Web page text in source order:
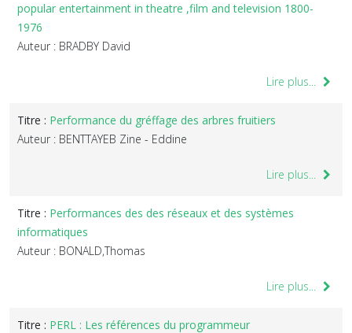
popular entertainment in theatre ,film and television 1800-
1976
Auteur : BRADBY David
Lire plus...
Titre : Performance du gréffage des arbres fruitiers
Auteur : BENTTAYEB Zine - Eddine
Lire plus...
Titre : Performances des des réseaux et des systèmes
informatiques
Auteur : BONALD,Thomas
Lire plus...
Titre : PERL : Les références du programmeur